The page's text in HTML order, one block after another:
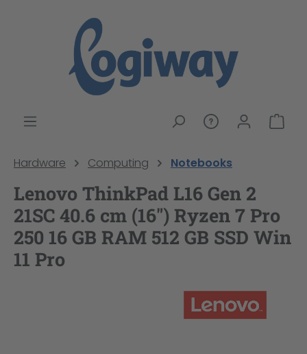
Hardware Computing Notebooks
Lenovo ThinkPad L16 Gen 2
21SC 40.6 cm (16") Ryzen 7 Pro
250 16 GB RAM 512 GB SSD Win
11 Pro